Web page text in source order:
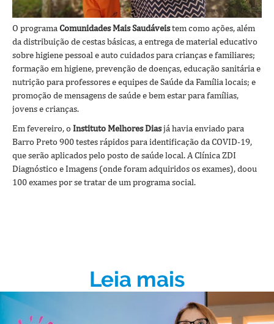
O programa Comunidades Mais Saudáveistem como ações, além
da distribuição de cestas básicas, a entrega de material educativo
sobre higiene pessoal e auto cuidados para crianças e familiares;
formação em higiene, prevenção de doenças, educação sanitária e
nutrição para professores e equipes de Saúde da Família locais; e
promoção de mensagens de saúde e bem estar para famílias,
jovens e crianças.
Em fevereiro, o Instituto Melhores Diasjá havia enviado para
Barro Preto 900 testes rápidos para identificação da COVID-19,
que serão aplicados pelo posto de saúde local. A Clínica ZDI
Diagnóstico e Imagens (onde foram adquiridos os exames), doou
100 exames por se tratar de um programa social.
Leia mais